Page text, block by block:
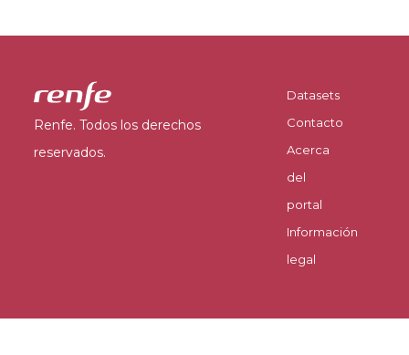
Renfe. Todos los derechos
reservados.
Datasets
Contacto
Acerca
del
portal
Información
legal